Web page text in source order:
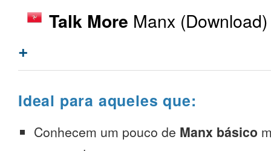
Talk More Manx
+
Ideal para aqueles que:
Conhecem um pouco de Manx básico